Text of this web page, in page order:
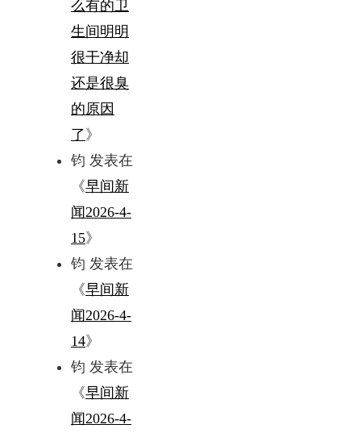
么有的卫
生间明明
很干净却
还是很臭
的原因
了 》
钧 发表在
《早间新
闻2026-4-
15》
钧 发表在
《早间新
闻2026-4-
14》
钧 发表在
《早间新
闻2026-4-